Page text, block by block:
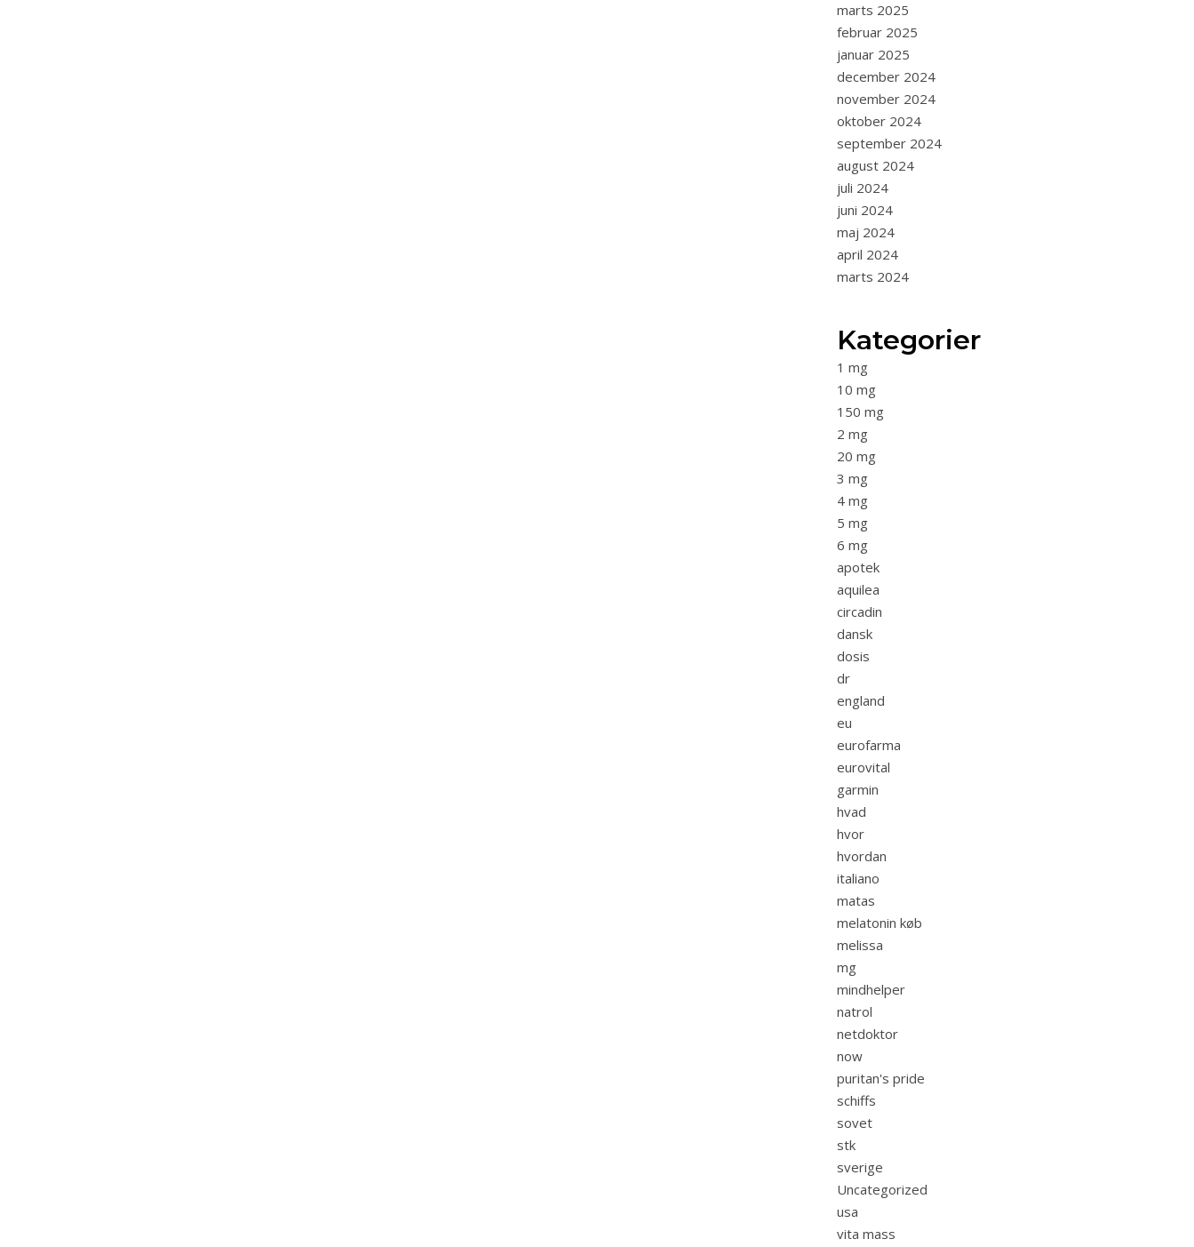
marts 2025
februar 2025
januar 2025
december 2024
november 2024
oktober 2024
september 2024
august 2024
juli 2024
juni 2024
maj 2024
april 2024
marts 2024
Kategorier
1 mg
10 mg
150 mg
2 mg
20 mg
3 mg
4 mg
5 mg
6 mg
apotek
aquilea
circadin
dansk
dosis
dr
england
eu
eurofarma
eurovital
garmin
hvad
hvor
hvordan
italiano
matas
melatonin køb
melissa
mg
mindhelper
natrol
netdoktor
now
puritan's pride
schiffs
sovet
stk
sverige
Uncategorized
usa
vita mass